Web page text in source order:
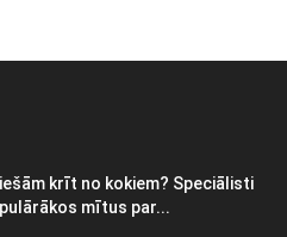
krīt no kokiem? Speciālisti
mītus par...